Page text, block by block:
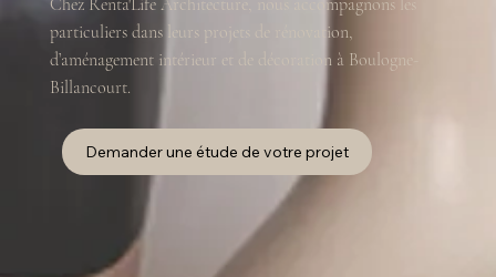
particuliers dans leurs projets de rénovation,
d’aménagement intérieur et de décoration à Boulogne-
Billancourt.
Demander une étude de votre projet